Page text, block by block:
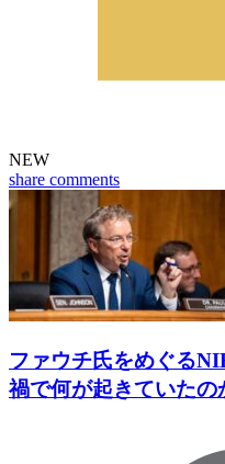
NEW
share comments
ファウチ氏をめぐる
禍で何が起きていたの